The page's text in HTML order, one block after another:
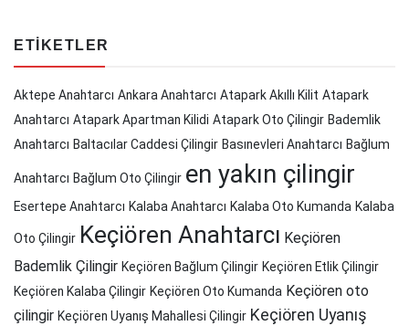
ETIKETLER
Aktepe Anahtarcı Ankara Anahtarcı Atapark Akıllı Kilit Atapark
Anahtarcı Atapark Apartman Kilidi Atapark Oto Çilingir Bademlik
Anahtarcı Baltacılar Caddesi Çilingir Basınevleri Anahtarcı Bağlum
Anahtarcı Bağlum Oto Çilingir en yakın çilingir
Esertepe Anahtarcı Kalaba Anahtarcı Kalaba Oto Kumanda Kalaba
Oto Çilingir Keçiören Anahtarcı Keçiören
Bademlik Çilingir Keçiören Bağlum Çilingir Keçiören Etlik Çilingir
Keçiören Kalaba Çilingir Keçiören Oto Kumanda Keçiören oto
çilingir Keçiören Uyanış Mahallesi Çilingir Keçiören Uyanış